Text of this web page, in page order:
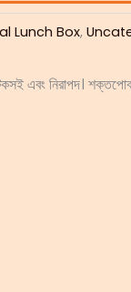
Lunch Box,
এবং নিরাপদ।